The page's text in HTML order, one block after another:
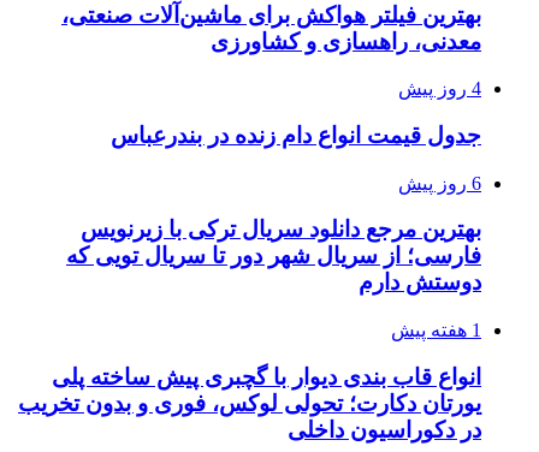
بهترین فیلتر هواکش برای ماشین‌آلات صنعتی،
معدنی، راهسازی و کشاورزی
4 روز پیش
جدول قیمت انواع دام زنده در بندرعباس
6 روز پیش
بهترین مرجع دانلود سریال ترکی با زیرنویس
فارسی؛ از سریال شهر دور تا سریال تویی که
دوستش دارم
1 هفته پیش
انواع قاب بندی دیوار با گچبری پیش ساخته پلی
یورتان دکارت؛ تحولی لوکس، فوری و بدون تخریب
در دکوراسیون داخلی